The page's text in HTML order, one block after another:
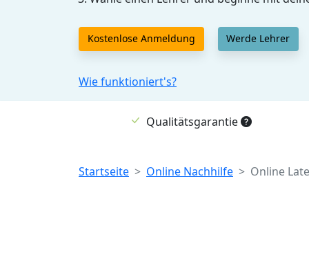
Kostenlose Anmeldung Werde Lehrer
Wie funktioniert's?
Qualitätsgarantie
Breadcrumb
Startseite Online Nachhilfe Online